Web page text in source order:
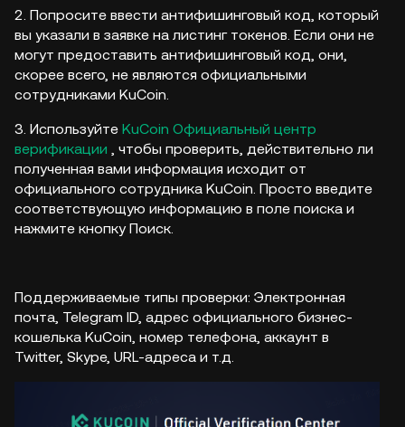
2. Попросите ввести антифишинговый код, который
вы указали в заявке на листинг токенов. Если они не
могут предоставить антифишинговый код, они,
скорее всего, не являются официальными
сотрудниками KuCoin.
3. Используйте KuCoin Официальный центр
верификации , чтобы проверить, действительно ли
полученная вами информация исходит от
официального сотрудника KuCoin. Просто введите
соответствующую информацию в поле поиска и
нажмите кнопку Поиск.
Поддерживаемые типы проверки: Электронная
почта, Telegram ID, адрес официального бизнес-
кошелька KuCoin, номер телефона, аккаунт в
Twitter, Skype, URL-адреса и т.д.